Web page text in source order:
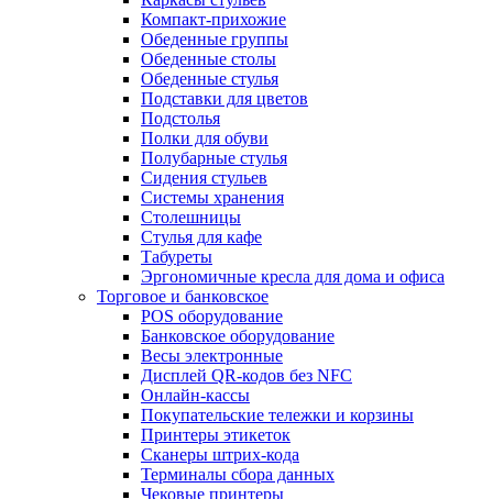
Компакт-прихожие
Обеденные группы
Обеденные столы
Обеденные стулья
Подставки для цветов
Подстолья
Полки для обуви
Полубарные стулья
Сидения стульев
Системы хранения
Столешницы
Стулья для кафе
Табуреты
Эргономичные кресла для дома и офиса
Торговое и банковское
POS оборудование
Банковское оборудование
Весы электронные
Дисплей QR-кодов без NFC
Онлайн-кассы
Покупательские тележки и корзины
Принтеры этикеток
Сканеры штрих-кода
Терминалы сбора данных
Чековые принтеры